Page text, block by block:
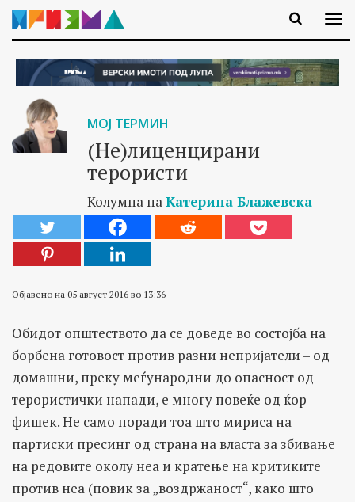
МОЈ ТЕРМИН
(Не)лиценцирани
терористи
Колумна наКатерина Блажевска
Објавено на 05 август 2016 во 13:36
Обидот општеството да се доведе во состојба на
борбена готовост против разни непријатели – од
домашни, преку меѓународни до опасност од
терористички напади, е многу повеќе од ќор-
фишек. Не само поради тоа што мириса на
партиски пресинг од страна на власта за збивање
на редовите околу неа и кратење на критиките
против неа (повик за „воздржаност“, како што